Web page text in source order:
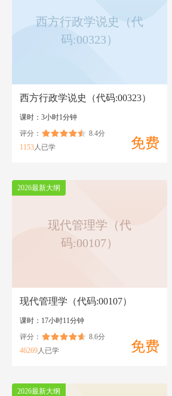
西方行政学说史（代
码:00323）
西方行政学说史（代码:00323）
课时：3小时1分钟
免费
评分：
8.4分
1153人已学
2026最新大纲
现代管理学（代
码:00107）
现代管理学（代码:00107）
课时：17小时11分钟
免费
评分：
8.6分
46269人已学
2026最新大纲